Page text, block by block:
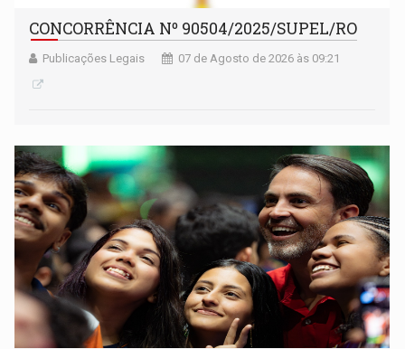
CONCORRÊNCIA Nº 90504/2025/SUPEL/RO
Publicações Legais 07 de Agosto de 2026 às 09:21